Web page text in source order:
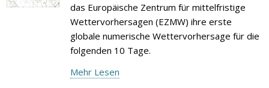
das Europäische Zentrum für mittelfristige
Wettervorhersagen (EZMW) ihre erste
globale numerische Wettervorhersage für die
folgenden 10 Tage.
Mehr Lesen